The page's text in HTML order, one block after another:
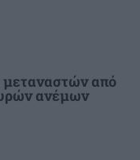
υψηλότερο
αποκλεισμού
από
ανέμων